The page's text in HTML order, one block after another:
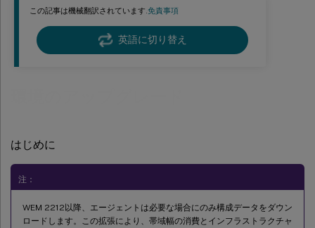
この記事は機械翻訳されています.免責事項
英語に切り替え
はじめに
注：
WEM 2212以降、エージェントは必要な場合にのみ構成データをダウン
ロードします。この拡張により、帯域幅の消費とインフラストラクチャ